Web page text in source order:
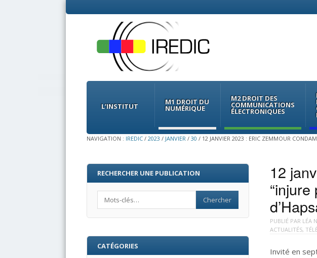
Menu
Skip
contentL’INSTITUT M1 DROIT DU
NUMÉRIQUE
M2 DROIT DES
COMMUNICATIONS
ÉLECTRONIQUES
NAVIGATION : IREDIC / 2023 / JANVIER / 30 / 12 JANVIER 2023 : ERIC ZEMMOUR
12
“injure
PUBLIÉ PAR LÉA
ACTUALITÉS,
Invité en
RECHERCHER UNE PUBLICATION
CATÉGORIES